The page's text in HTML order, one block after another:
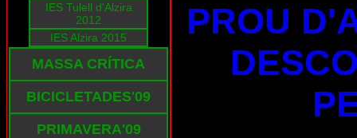
IES Tulell d'Alzira
2012
IES Alzira 2015
MASSA CRÍTICA
BICICLETADES'09
PRIMAVERA'09
PROU